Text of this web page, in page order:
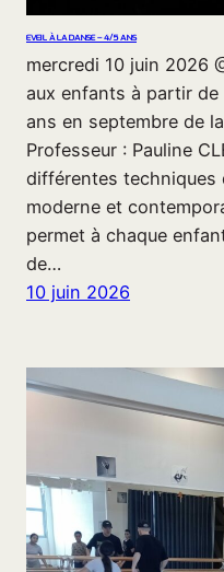
EVEIL À LA DANSE – 4/5 ANS
mercredi 10 juin 2026
aux enfants à partir
ans en septembre de
Professeur : Pauline
différentes techniques
moderne et
permet à chaque
de…
10 juin 2026